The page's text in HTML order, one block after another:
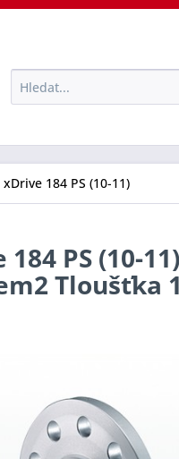
184 PS (10-11)
184 PS (10-
Tloušťka